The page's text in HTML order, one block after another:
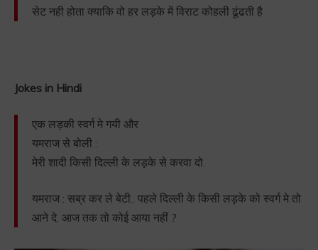
सेट नही होता क्याकि वो हर लड़के में विराट कोहली ढूंढती है
Jokes in Hindi
एक लड़की स्वर्ग मे गयी और
यमराज से बोली :
मेरी शादी किसी दिल्ली के लड़के से करवा दो.
यमराज : सब्र कर ले बेटी.. पहले दिल्ली के किसी लड़के को स्वर्ग मे तो
आने दे. आज तक तो कोई आया नहीं ?